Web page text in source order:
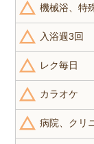
機械浴、特
入浴週3回
レク毎日
カラオケ
病院、クリ